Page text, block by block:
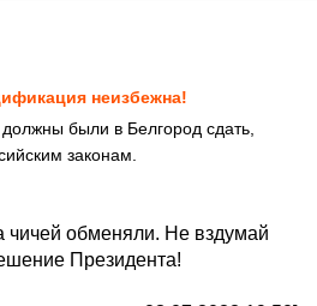
неизбежна!
были в Белгород сдать,
законам.
чичей обменяли. Не вздумай
Президента!